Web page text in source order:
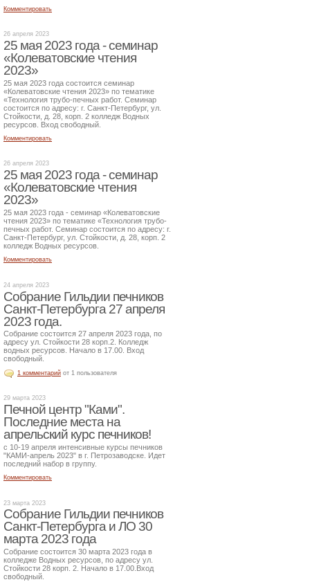
Комментировать
26 апреля 2023
25 мая 2023 года - семинар
«Колеватовские чтения
2023»
25 мая 2023 года состоится семинар
«Колеватовские чтения 2023» по тематике
«Технология трубо-печных работ. Семинар
состоится по адресу: г. Санкт-Петербург, ул.
Стойкости, д. 28, корп. 2 колледж Водных
ресурсов. Вход свободный.
Комментировать
26 апреля 2023
25 мая 2023 года - семинар
«Колеватовские чтения
2023»
25 мая 2023 года - семинар «Колеватовские
чтения 2023» по тематике «Технология трубо-
печных работ. Семинар состоится по адресу: г.
Санкт-Петербург, ул. Стойкости, д. 28, корп. 2
колледж Водных ресурсов.
Комментировать
24 апреля 2023
Собрание Гильдии печников
Санкт-Петербурга 27 апреля
2023 года.
Собрание состоится 27 апреля 2023 года, по
адресу ул. Стойкости 28 корп.2. Колледж
водных ресурсов. Начало в 17.00. Вход
свободный.
1 комментарий от 1 пользователя
29 марта 2023
Печной центр "Ками".
Последние места на
апрельский курс печников!
с 10-19 апреля интенсивные курсы печников
"КАМИ-апрель 2023" в г. Петрозаводске. Идет
последний набор в группу.
Комментировать
23 марта 2023
Собрание Гильдии печников
Санкт-Петербурга и ЛО 30
марта 2023 года
Собрание состоится 30 марта 2023 года в
колледже Водных ресурсов, по адресу ул.
Стойкости 28 корп. 2. Начало в 17.00.Вход
свободный.